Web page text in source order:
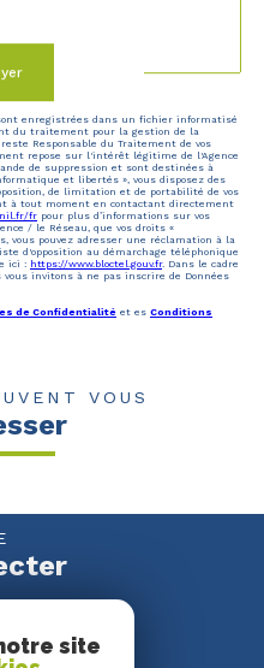
enregistrées dans un fichier informatisé
du traitement pour la gestion de la
Responsable du Traitement de vos
repose sur l'intérêt légitime de l'Agence
de suppression et sont destinées à
et libertés », vous disposez des
de limitation et de portabilité de vos
à tout moment en contactant directement
fr pour plus d’informations sur vos
/ le Réseau, que vos droits «
vous pouvez adresser une réclamation à la
d'opposition au démarchage téléphonique
ici : https://www.bloctel.gouv.fr. Dans le cadre
invitons à ne pas inscrire de Données
de Confidentialité et es Conditions
VOUS
site